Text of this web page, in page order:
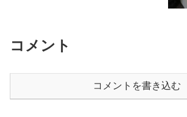
コメント
コメントを書き込む